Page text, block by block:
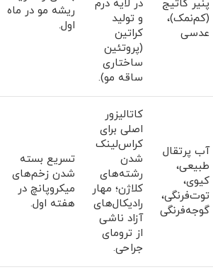
پنیر کاتیج
(کم‌نمک)،
عدسی
در لایه درم
و تولید
کراتین
(پروتئین
ساختاری
ساقه مو).
ریشه مو در ماه
اول.
آب پرتقال
طبیعی،
کیوی،
توت‌فرنگی،
گوجه‌فرنگی
کاتالیزور
اصلی برای
کراس‌لینک
شدن
رشته‌های
کلاژن؛ مهار
رادیکال‌های
آزاد ناشی
از ترومای
جراحی.
تسریع بسته
شدن زخم‌های
میکروپانچ در
هفته اول.